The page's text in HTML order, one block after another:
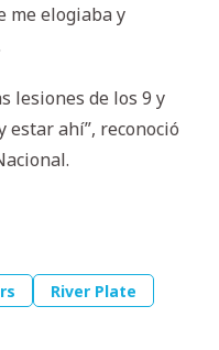
me elogiaba y
lesiones de los 9 y
estar ahí”, reconoció
River Plate